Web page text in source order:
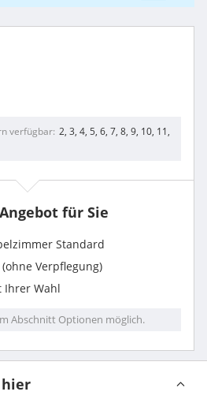
verfügbar 2, 3, 4, 5, 6, 7, 8, 9, 10, 11,
für Sie
Standard
Verpflegung)
Ihrer Wahl
Abschnitt Optionen möglich.
hier